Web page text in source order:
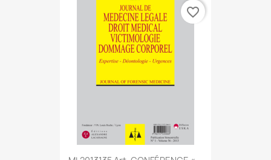
favorite_border